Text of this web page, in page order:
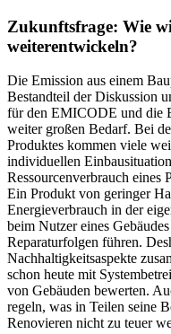
Zukunftsfrage: Wie
weiterentwickeln?
Die Emission aus einem
Bestandteil der Diskussion
für den EMICODE und die
weiter großen Bedarf. Bei
Produktes kommen viele
individuellen
Ressourcenverbrauch eines
Ein Produkt von geringer
Energieverbrauch in der
beim Nutzer eines
Reparaturfolgen führen.
Nachhaltigkeitsaspekte
schon heute mit
von Gebäuden bewerten.
regeln, was in Teilen seine
Renovieren nicht zu teuer